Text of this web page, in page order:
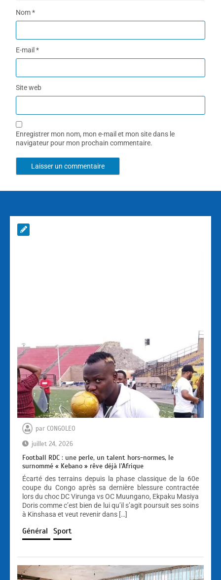
Nom*
E-mail*
Site web
Enregistrer mon nom, mon e-mail et mon site dans le
navigateur pour mon prochain commentaire.
par CONGOLEO
juillet 24, 2026
Football RDC : une perle, un talent hors-normes, le
surnommé « Kebano » rêve déjà l’Afrique
Écarté des terrains depuis la phase classique de la 60e
coupe du Congo après sa dernière blessure contractée
lors du choc DC Virunga vs OC Muungano, Ekpaku Masiya
Doris comme c’est bien de lui qu’il s’agit poursuit ses soins
à Kinshasa et veut revenir dans […]
Général Sport